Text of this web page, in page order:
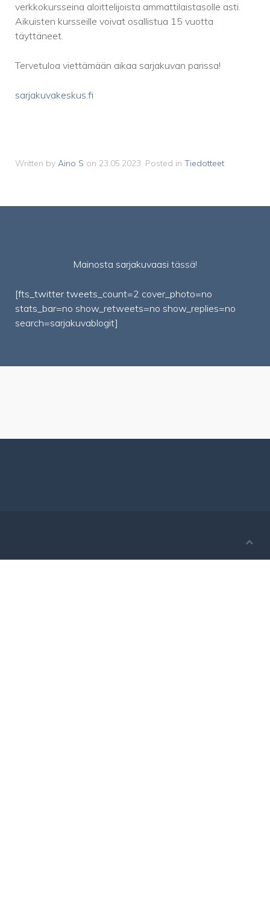
verkkokursseina aloittelijoista ammattilaistasolle asti.
Aikuisten kursseille voivat osallistua 15 vuotta
täyttäneet.
Tervetuloa viettämään aikaa sarjakuvan parissa!
sarjakuvakeskus.fi
Written by Aino S on 23.05.2023. Posted in Tiedotteet
Mainosta sarjakuvaasi tässä!
[fts_twitter tweets_count=2 cover_photo=no
stats_bar=no show_retweets=no show_replies=no
search=sarjakuvablogit]